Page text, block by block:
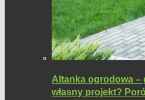
Altanka ogrodowa –
własny projekt?